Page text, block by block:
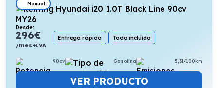
Manual
Desde:
296€
/mes+IVA
Entrega rápida Todo incluido
90cv Gasolina 5,3l/100km
VER PRODUCTO